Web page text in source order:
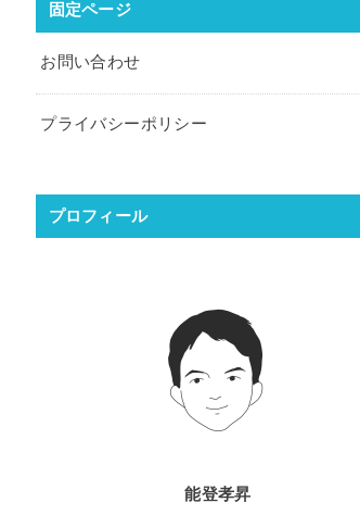
固定ページ
お問い合わせ
プライバシーポリシー
プロフィール
能登孝昇